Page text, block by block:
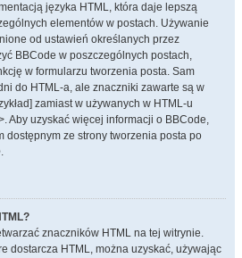
języka HTML, która daje lepszą
elementów w postach. Używanie
od ustawień określanych przez
BBCode w poszczególnych postach,
w formularzu tworzenia posta. Sam
do HTML-a, ale znaczniki zawarte są w
zamiast w używanych w HTML-u
Aby uzyskać więcej informacji o BBCode,
dostępnym ze strony tworzenia posta po
.
znaczników HTML na tej witrynie.
dostarcza HTML, można uzyskać, używając